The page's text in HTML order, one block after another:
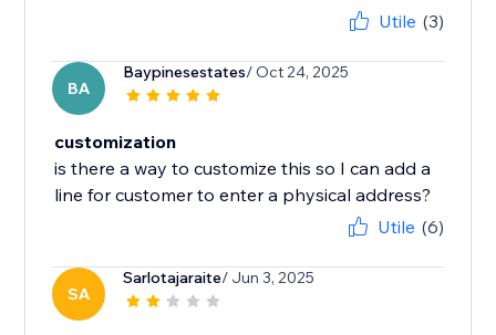
Utile (3)
BA
Baypinesestates/ Oct 24, 2025
customization
is there a way to customize this so I can add a
line for customer to enter a physical address?
Utile (6)
SA
Sarlotajaraite/ Jun 3, 2025